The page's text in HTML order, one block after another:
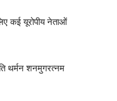
कई यूरोपीय नेताओं
थर्मन शनमुगरत्नम